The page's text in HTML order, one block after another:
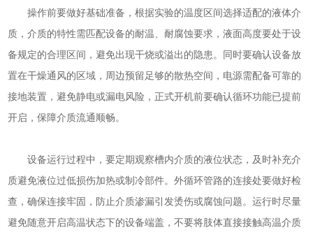
操作前要做好基础准备，根据实验的温度区间选择适配的液体介
质，介质的特性需匹配设备的耐温、耐腐蚀要求，液面高度要处于设
备规定的合理区间，避免出现干烧或溢出的隐患。同时要确认设备放
置在干燥通风的区域，周边预留足够的散热空间，电源需配备可靠的
接地装置，避免静电或漏电风险，正式开机前要确认循环功能已提前
开启，保障介质流通顺畅。
设备运行过程中，要定期观察槽内介质的液位状态，及时补充介
质避免液位过低损伤加热或制冷部件。外循环管路的连接处要做好检
查，确保连接牢固，防止介质渗漏引发烫伤或腐蚀问题。运行时尽量
避免随意开启高温状态下的设备端盖，不要将肢体直接接触高温介质